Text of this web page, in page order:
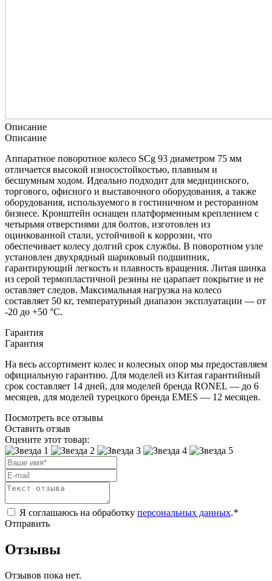
Описание
Описание
Аппаратное поворотное колесо SCg 93 диаметром 75 мм
отличается высокой износостойкостью, плавным и
бесшумным ходом. Идеально подходит для медицинского,
торгового, офисного и выставочного оборудования, а также
оборудования, используемого в гостиничном и ресторанном
бизнесе. Кронштейн оснащен платформенным креплением с
четырьмя отверстиями для болтов, изготовлен из
оцинкованной стали, устойчивой к коррозии, что
обеспечивает колесу долгий срок службы. В поворотном узле
установлен двухрядный шариковый подшипник,
гарантирующий легкость и плавность вращения. Литая шинка
из серой термопластичной резины не царапает покрытие и не
оставляет следов. Максимальная нагрузка на колесо
составляет 50 кг, температурный диапазон эксплуатации — от
-20 до +50 °С.
Гарантия
Гарантия
На весь ассортимент колес и колесных опор мы предоставляем
официальную гарантию. Для моделей из Китая гарантийный
срок составляет 14 дней, для моделей бренда RONEL — до 6
месяцев, для моделей турецкого бренда EMES — 12 месяцев.
Посмотреть все отзывы
Оставить отзыв
Оцените этот товар:
Я соглашаюсь на обработку персональных данных.*
Отправить
Отзывы
Отзывов пока нет.